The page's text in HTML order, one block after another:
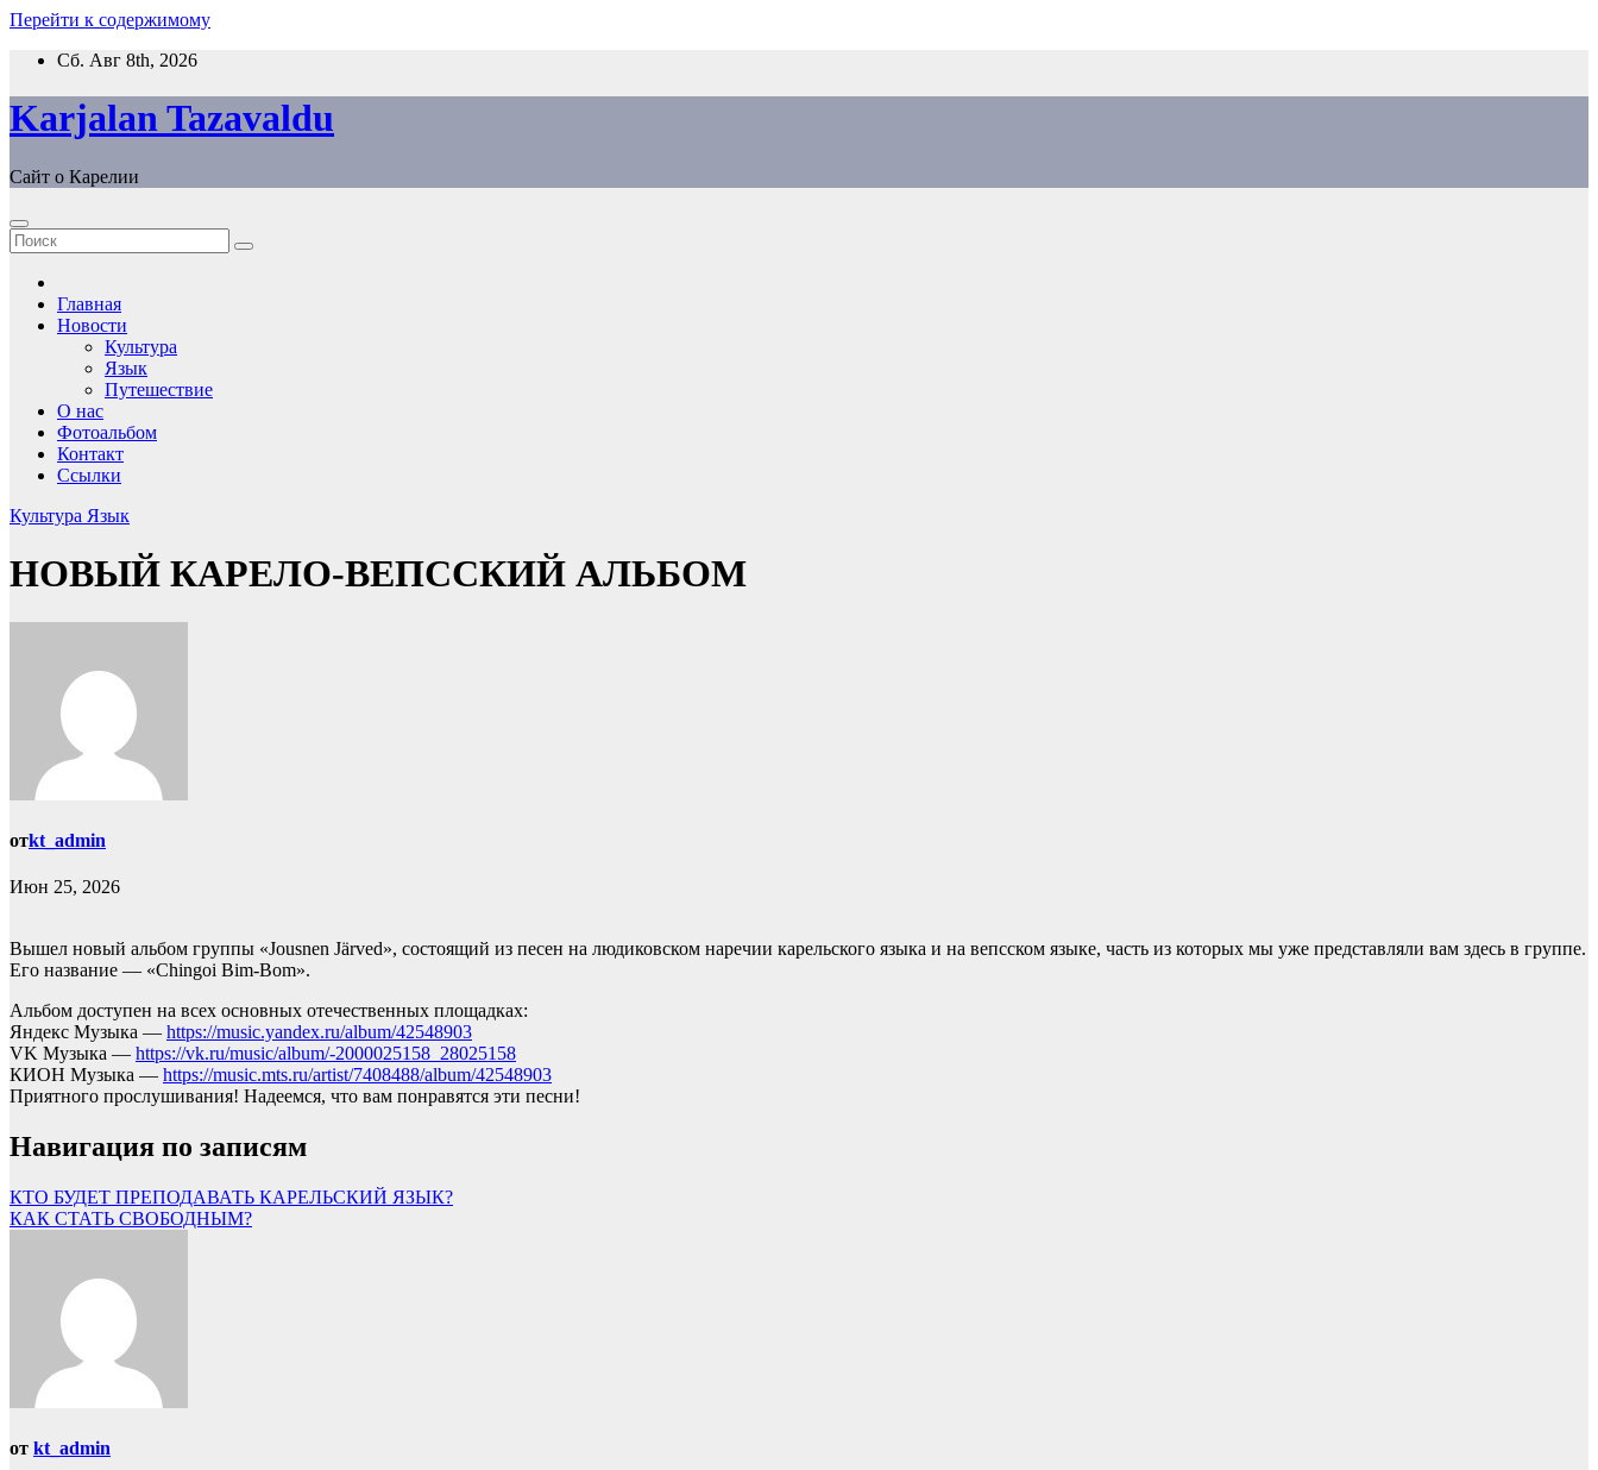
Перейти к содержимому
Сб. Авг 8th, 2026
Karjalan Tazavaldu
Сайт о Карелии
Главная
Новости
Культура
Язык
Путешествие
О нас
Фотоальбом
Контакт
Ссылки
Культура Язык
НОВЫЙ КАРЕЛО-ВЕПССКИЙ АЛЬБОМ
отkt_admin
Июн 25, 2026
Вышел новый альбом группы «Jousnen Järved», состоящий из песен на людиковском наречии карельского языка и на вепсском языке, часть из которых мы уже представляли вам здесь в группе.
Его название — «Chingoi Bim-Bom».
Альбом доступен на всех основных отечественных площадках:
Яндекс Музыка — https://music.yandex.ru/album/42548903
VK Музыка — https://vk.ru/music/album/-2000025158_28025158
КИОН Музыка — https://music.mts.ru/artist/7408488/album/42548903
Приятного прослушивания! Надеемся, что вам понравятся эти песни!
Навигация по записям
КТО БУДЕТ ПРЕПОДАВАТЬ КАРЕЛЬСКИЙ ЯЗЫК?
КАК СТАТЬ СВОБОДНЫМ?
от kt_admin